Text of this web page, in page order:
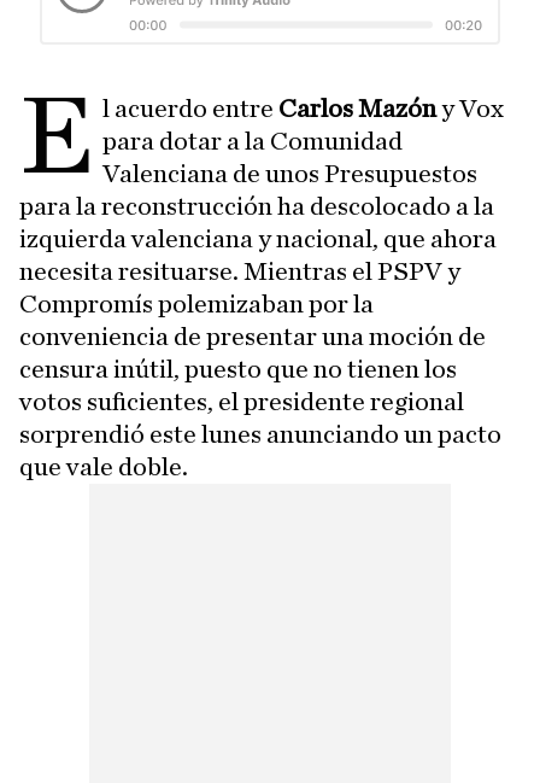
E l acuerdo entre Carlos Mazóny Vox
para dotar a la Comunidad
Valenciana de unos Presupuestos
para la reconstrucción ha descolocado a la
izquierda valenciana y nacional, que ahora
necesita resituarse. Mientras el PSPV y
Compromís polemizaban por la
conveniencia de presentar una moción de
censura inútil, puesto que no tienen los
votos suficientes, el presidente regional
sorprendió este lunes anunciando un pacto
que vale doble.